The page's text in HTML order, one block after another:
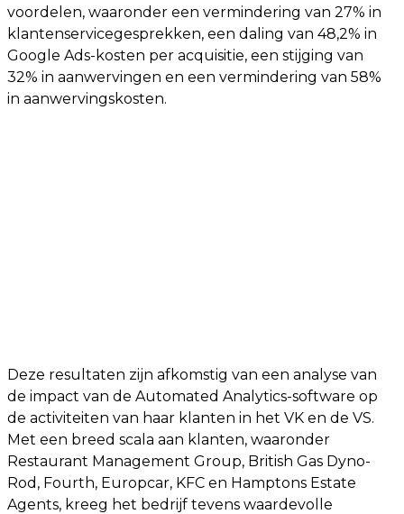
voordelen, waaronder een vermindering van 27% in
klantenservicegesprekken, een daling van 48,2% in
Google Ads-kosten per acquisitie, een stijging van
32% in aanwervingen en een vermindering van 58%
in aanwervingskosten.
Deze resultaten zijn afkomstig van een analyse van
de impact van de Automated Analytics-software op
de activiteiten van haar klanten in het VK en de VS.
Met een breed scala aan klanten, waaronder
Restaurant Management Group, British Gas Dyno-
Rod, Fourth, Europcar, KFC en Hamptons Estate
Agents, kreeg het bedrijf tevens waardevolle